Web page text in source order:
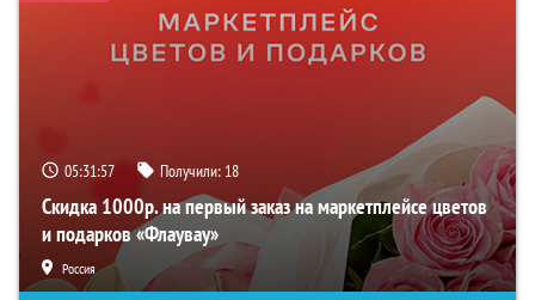
05:31:56 Получили: 18
Скидка 1000р. на первый заказ на маркетплейсе цветов
и подарков «Флаувау»
Россия